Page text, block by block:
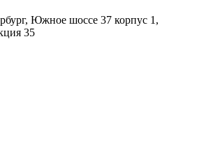
Южное шоссе 37 корпус 1,
35